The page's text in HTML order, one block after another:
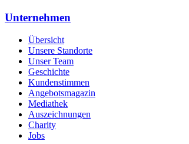
Unternehmen
Übersicht
Unsere Standorte
Unser Team
Geschichte
Kundenstimmen
Angebotsmagazin
Mediathek
Auszeichnungen
Charity
Jobs